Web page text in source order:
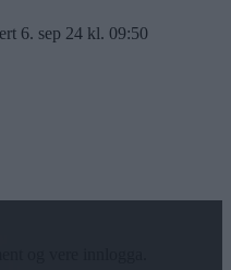
6. sep 24 kl. 09:50